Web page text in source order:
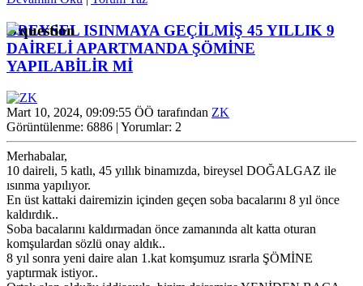
BREYSEL ISINMAYA GEÇİLMİŞ 45 YILLIK 9
DAİRELİ APARTMANDA ŞÖMİNE
YAPILABİLİR Mİ
Mart 10, 2024, 09:09:55 ÖÖ tarafından ZK
Görüntülenme: 6886 | Yorumlar: 2
Merhabalar,
10 daireli, 5 katlı, 45 yıllık binamızda, bireysel DOĞALGAZ ile
ısınma yapılıyor.
En üst kattaki dairemizin içinden geçen soba bacalarını 8 yıl önce
kaldırdık..
Soba bacalarını kaldırmadan önce zamanında alt katta oturan
komşulardan sözlü onay aldık..
8 yıl sonra yeni daire alan 1.kat komşumuz ısrarla ŞÖMİNE
yaptırmak istiyor..